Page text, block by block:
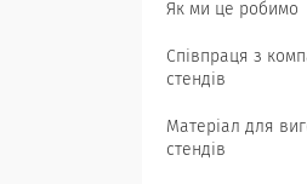
Як ми це робимо
Співпраця з
стендів
Матеріал для
стендів